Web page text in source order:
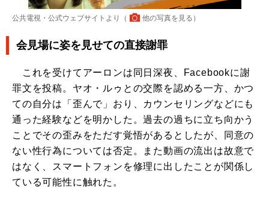
公共電視・公式ウェブサイトより（ 他の写真を見る ）
会見場に姿を見せての直接謝罪
これを受けてアーロンは同日深夜、Facebookに謝
罪文を投稿。ヤオ・ルゥとの交際を認める一方、かつ
ての自分は「歪んで」おり、カウンセリングなどにも
通った経験などを明かした。過去の過ちに立ち向かう
ことでその歪みをただす覚悟があるとしたが、同意の
ない性行為については否定。また動画の流出は故意で
はなく、スマートフォンを修理に出したことが関係し
ている可能性に触れた。